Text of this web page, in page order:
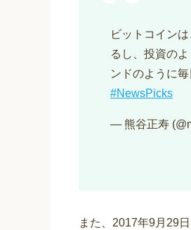
ビットコイン
るし、投資の
ンドのように
#NewsPicks
— 熊谷正寿
また、2017年9月29